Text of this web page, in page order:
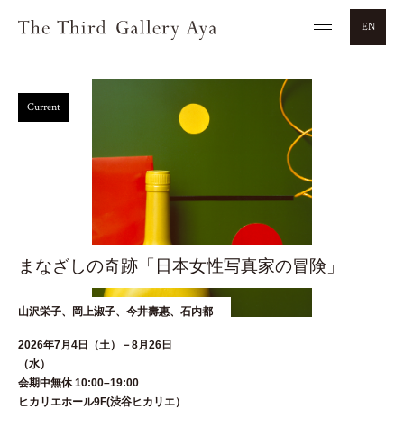
EN
まなざしの奇跡「日本女性写真家の冒険」
山沢栄子、岡上淑子、今井壽惠、石内都
Current
2026年7月4日（土）－8月26日
（水
会期中無休 10:00–19:00
ヒカリエホール9F(渋谷ヒカリエ）